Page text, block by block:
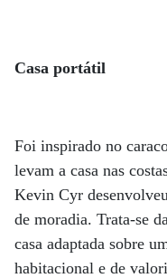
Casa portátil
Foi inspirado no
levam a casa nas
Kevin Cyr
de moradia. Trata-se
casa adaptada sobre
habitacional e de